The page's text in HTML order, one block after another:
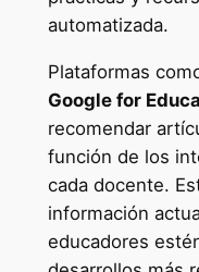
automatizada.
Plataformas
Google for
recomendar
función de los
cada docente.
información
educadores